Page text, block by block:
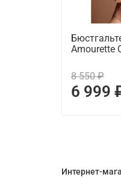
Amourette
8 550 ₽
6 999
Интернет-